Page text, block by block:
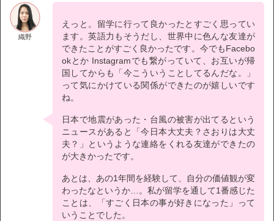
織野
えっと。留学に行って良かったとすごく思ってい
ます。英語力もそうだし、世界中に色んな友達が
できたことがすごく良かったです。今でもFacebo
okとか Instagramでも繋がっていて、お互いが帰
国してからも「今こういうことしてるんだな。」
って気にかけている関係ができたのが嬉しいです
ね。
日本で地震があった・台風の被害が出てるという
ニュースがあると「今日本大丈夫？さおりは大丈
夫？」というような連絡をくれる友達ができたの
が大きかったです。
あとは、あの1年間を経験して、自分の価値観が変
わったなというか…。私が留学を通して1番感じた
ことは、「すごく日本の事が好きになった」って
いうことでした。